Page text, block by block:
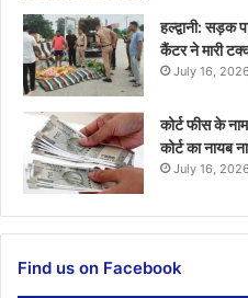
हल्द्वानी: सड़क
कैंटर ने मारी
July 16, 2026
कोर्ट फीस के
कोर्ट का नायब
July 16, 2026
Find us on Facebook